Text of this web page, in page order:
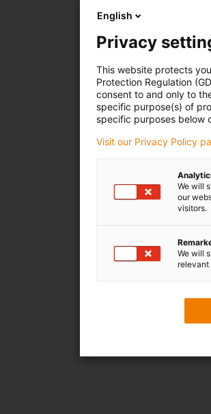
English
Privacy
This website protects
Protection Regulation
consent to and only to
specific purpose(s) of
specific purposes below
Visit our Privacy Policy
We will
our
visitors.
We will
relevant